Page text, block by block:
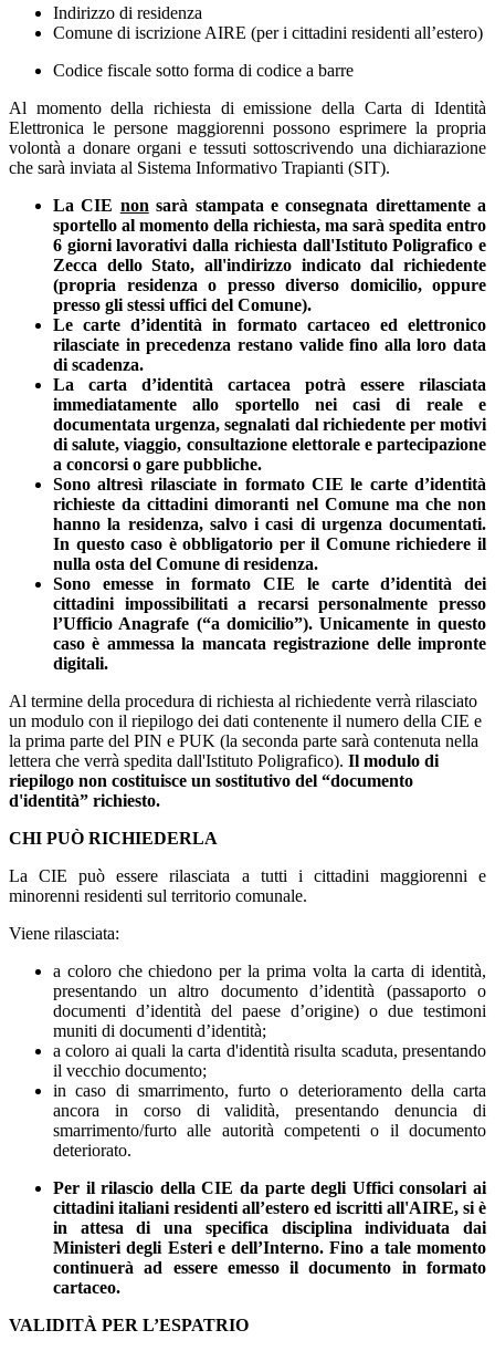
Indirizzo di residenza
Comune di iscrizione AIRE (per i cittadini residenti all’estero)
Codice fiscale sotto forma di codice a barre
Al momento della richiesta di emissione della Carta di Identità
Elettronica le persone maggiorenni possono esprimere la propria
volontà a donare organi e tessuti sottoscrivendo una dichiarazione
che sarà inviata al Sistema Informativo Trapianti (SIT).
La CIE non sarà stampata e consegnata direttamente a
sportello al momento della richiesta, ma sarà spedita entro
6 giorni lavorativi dalla richiesta dall'Istituto Poligrafico e
Zecca dello Stato, all'indirizzo indicato dal richiedente
(propria residenza o presso diverso domicilio, oppure
presso gli stessi uffici del Comune).
Le carte d’identità in formato cartaceo ed elettronico
rilasciate in precedenza restano valide fino alla loro data
di scadenza.
La carta d’identità cartacea potrà essere rilasciata
immediatamente allo sportello nei casi di reale e
documentata urgenza, segnalati dal richiedente per motivi
di salute, viaggio, consultazione elettorale e partecipazione
a concorsi o gare pubbliche.
Sono altresì rilasciate in formato CIE le carte d’identità
richieste da cittadini dimoranti nel Comune ma che non
hanno la residenza, salvo i casi di urgenza documentati.
In questo caso è obbligatorio per il Comune richiedere il
nulla osta del Comune di residenza.
Sono emesse in formato CIE le carte d’identità dei
cittadini impossibilitati a recarsi personalmente presso
l’Ufficio Anagrafe (“a domicilio”). Unicamente in questo
caso è ammessa la mancata registrazione delle impronte
digitali.
Al termine della procedura di richiesta al richiedente verrà rilasciato
un modulo con il riepilogo dei dati contenente il numero della CIE e
la prima parte del PIN e PUK (la seconda parte sarà contenuta nella
lettera che verrà spedita dall'Istituto Poligrafico). Il modulo di
riepilogo non costituisce un sostitutivo del “documento
d'identità” richiesto.
CHI PUÒ RICHIEDERLA
La CIE può essere rilasciata a tutti i cittadini maggiorenni e
minorenni residenti sul territorio comunale.
Viene rilasciata:
a coloro che chiedono per la prima volta la carta di identità,
presentando un altro documento d’identità (passaporto o
documenti d’identità del paese d’origine) o due testimoni
muniti di documenti d’identità;
a coloro ai quali la carta d'identità risulta scaduta, presentando
il vecchio documento;
in caso di smarrimento, furto o deterioramento della carta
ancora in corso di validità, presentando denuncia di
smarrimento/furto alle autorità competenti o il documento
deteriorato.
Per il rilascio della CIE da parte degli Uffici consolari ai
cittadini italiani residenti all’estero ed iscritti all'AIRE, si è
in attesa di una specifica disciplina individuata dai
Ministeri degli Esteri e dell’Interno. Fino a tale momento
continuerà ad essere emesso il documento in formato
cartaceo.
VALIDITÀ PER L’ESPATRIO